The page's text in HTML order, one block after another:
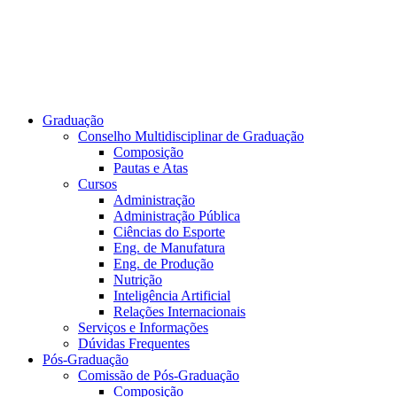
Graduação
Conselho Multidisciplinar de Graduação
Composição
Pautas e Atas
Cursos
Administração
Administração Pública
Ciências do Esporte
Eng. de Manufatura
Eng. de Produção
Nutrição
Inteligência Artificial
Relações Internacionais
Serviços e Informações
Dúvidas Frequentes
Pós-Graduação
Comissão de Pós-Graduação
Composição